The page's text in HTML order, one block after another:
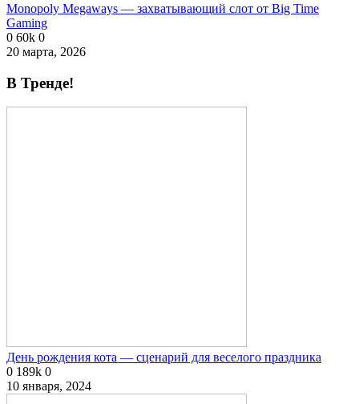
Monopoly Megaways — захватывающий слот от Big Time
Gaming
0 60k 0
20 марта, 2026
В Тренде!
День рождения кота — сценарий для веселого праздника
0 189k 0
10 января, 2024